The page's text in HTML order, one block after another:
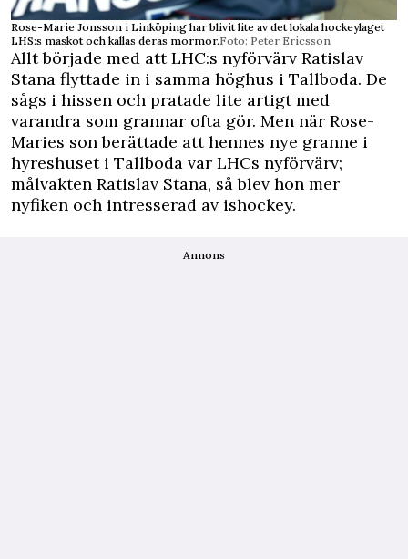
Rose-Marie Jonsson i Linköping har blivit lite av det lokala hockeylaget
LHS:s maskot och kallas deras mormor.Foto: Peter Ericsson
Allt började med att LHC:s nyförvärv Ratislav
Stana flyttade in i samma höghus i Tallboda. De
sågs i hissen och pratade lite artigt med
varandra som grannar ofta gör. Men när Rose-
Maries son berättade att hennes nye granne i
hyreshuset i Tallboda var LHCs nyförvärv;
målvakten Ratislav Stana, så blev hon mer
nyfiken och intresserad av ishockey.
Annons